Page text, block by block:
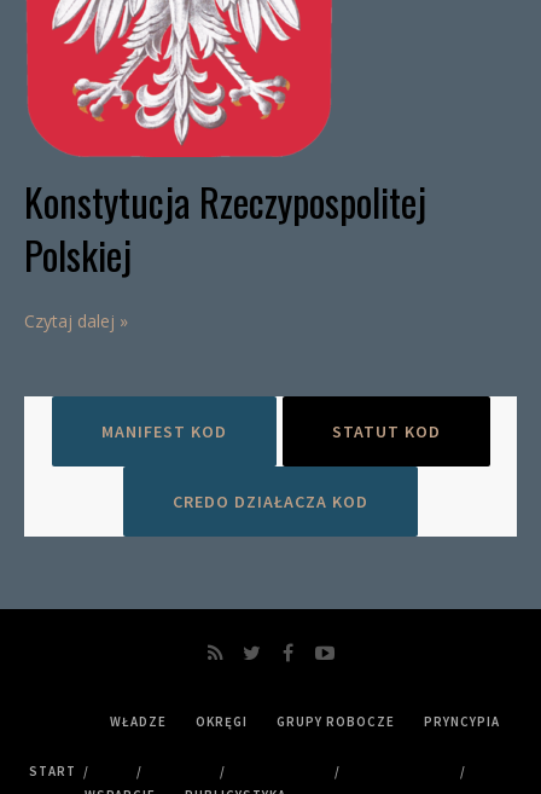
Konstytucja Rzeczypospolitej
Polskiej
Czytaj dalej »
MANIFEST KOD STATUT KOD
CREDO DZIAŁACZA KOD
START
WŁADZE OKRĘGI GRUPY ROBOCZE PRYNCYPIA